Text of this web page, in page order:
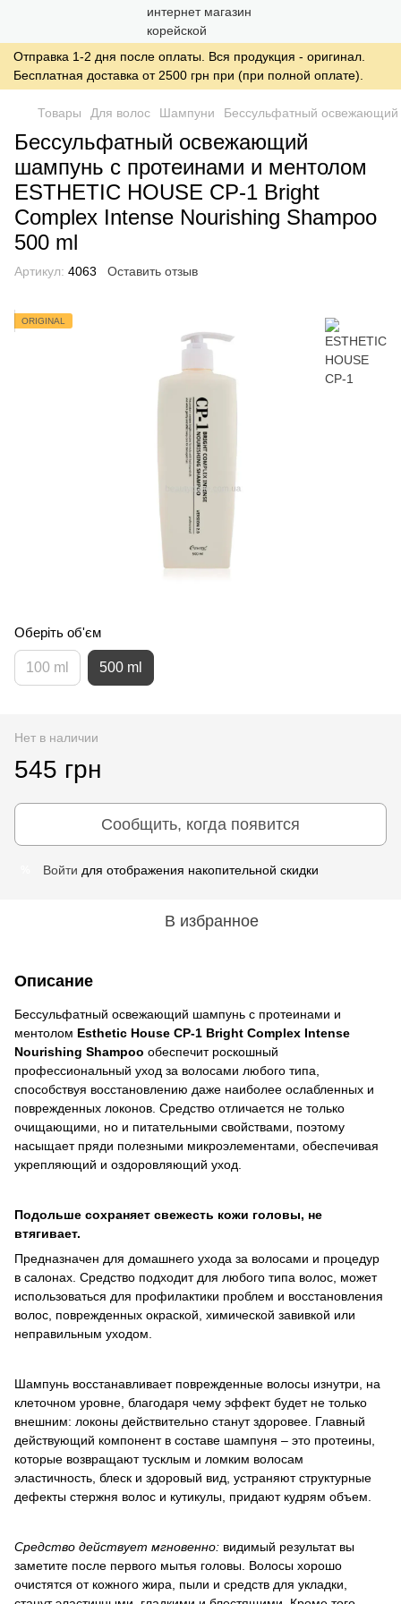
Отправка 1-2 дня после оплаты. Вся продукция - оригинал.
Бесплатная доставка от 2500 грн при (при полной оплате).
Товары Для волос Шампуни Бессульфатный освежающий
Бессульфатный освежающий
шампунь с протеинами и ментолом
ESTHETIC HOUSE CP-1 Bright
Complex Intense Nourishing Shampoo
500 ml
Артикул: 4063 Оставить отзыв
ORIGINAL
Оберіть об'єм
100 ml 500 ml
Нет в наличии
545 грн
Сообщить, когда появится
Войти для отображения накопительной скидки
В избранное
Описание
Бессульфатный освежающий шампунь с протеинами и
ментолом Esthetic House CP-1 Bright Complex Intense
Nourishing Shampoo обеспечит роскошный
профессиональный уход за волосами любого типа,
способствуя восстановлению даже наиболее ослабленных и
поврежденных локонов. Средство отличается не только
очищающими, но и питательными свойствами, поэтому
насыщает пряди полезными микроэлементами, обеспечивая
укрепляющий и оздоровляющий уход.
Подольше сохраняет свежесть кожи головы, не
втягивает.
Предназначен для домашнего ухода за волосами и процедур
в салонах. Средство подходит для любого типа волос, может
использоваться для профилактики проблем и восстановления
волос, поврежденных окраской, химической завивкой или
неправильным уходом.
Шампунь восстанавливает поврежденные волосы изнутри, на
клеточном уровне, благодаря чему эффект будет не только
внешним: локоны действительно станут здоровее. Главный
действующий компонент в составе шампуня – это протеины,
которые возвращают тусклым и ломким волосам
эластичность, блеск и здоровый вид, устраняют структурные
дефекты стержня волос и кутикулы, придают кудрям объем.
Средство действует мгновенно: видимый результат вы
заметите после первого мытья головы. Волосы хорошо
очистятся от кожного жира, пыли и средств для укладки,